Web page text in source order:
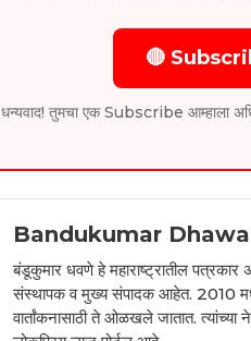
🔴
धन्यवाद! तुमचा एक Subscribe आम्हाला अधिक
Bandukumar
बंडूकुमार धवणे हे महाराष्ट्रातील पत्रकार
संस्थापक व मुख्य संपादक आहेत. 2010 मध्ये
वार्तांकनासाठी ते ओळखले जातात. त्यांच्या